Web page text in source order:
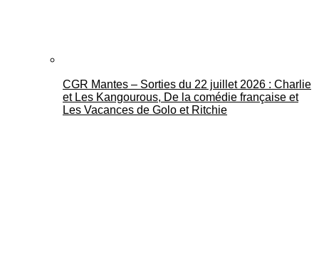
CGR Mantes – Sorties du 22 juillet 2026 : Charlie
et Les Kangourous, De la comédie française et
Les Vacances de Golo et Ritchie